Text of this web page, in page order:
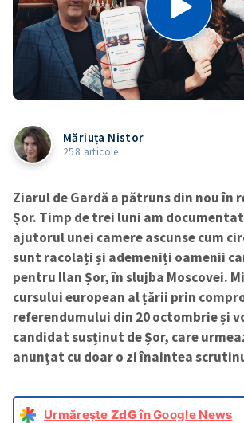
Măriuța Nistor
258 articole
Ziarul de Gardă a pătruns din nou în
Șor. Timp de trei luni am
ajutorul unei camere ascunse cum
sunt racolați și ademeniți oamenii
pentru Ilan Șor, în slujba Moscovei.
cursului european al țării prin
referendumului din 20 octombrie și
candidat susținut de Șor, care
anunțat cu doar o zi înaintea
Urmărește ZdGîn Google News